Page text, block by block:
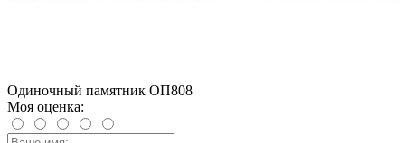
Одиночный памятник ОП808
Моя оценка: